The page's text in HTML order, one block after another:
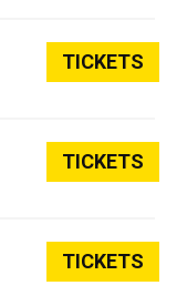
TICKETS
TICKETS
TICKETS